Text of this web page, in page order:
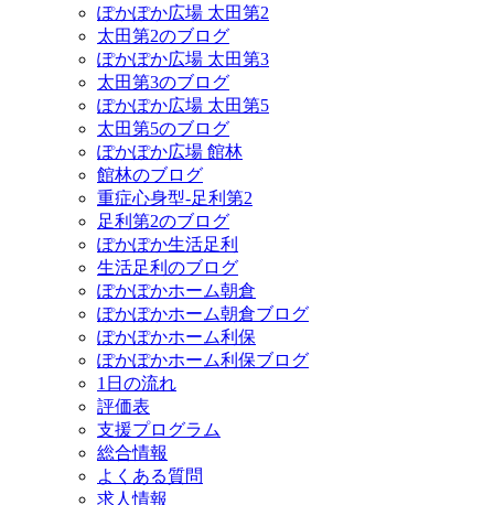
ぽかぽか広場 太田第2
太田第2のブログ
ぽかぽか広場 太田第3
太田第3のブログ
ぽかぽか広場 太田第5
太田第5のブログ
ぽかぽか広場 館林
館林のブログ
重症心身型-足利第2
足利第2のブログ
ぽかぽか生活足利
生活足利のブログ
ぽかぽかホーム朝倉
ぽかぽかホーム朝倉ブログ
ぽかぽかホーム利保
ぽかぽかホーム利保ブログ
1日の流れ
評価表
支援プログラム
総合情報
よくある質問
求人情報